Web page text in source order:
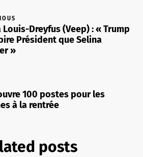
Louis-Dreyfus (Veep) : « Trump
Président que Selina
»
100 postes pour les
à la rentrée
posts